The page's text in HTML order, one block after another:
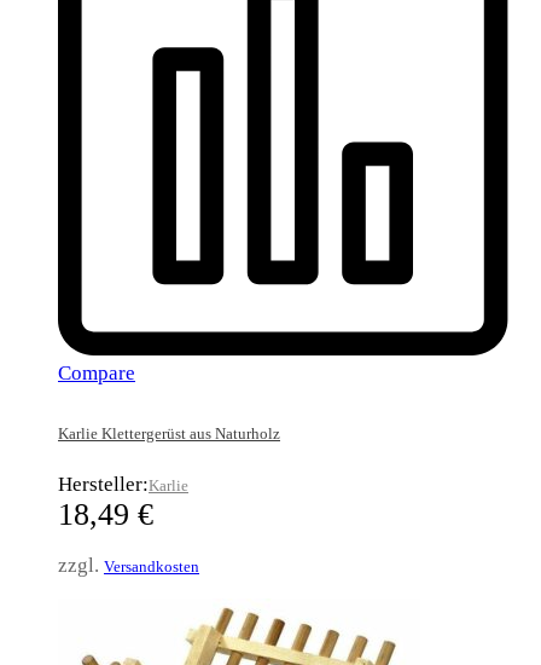
Compare
Karlie Klettergerüst aus Naturholz
Hersteller:Karlie
18,49 €
zzgl. Versandkosten